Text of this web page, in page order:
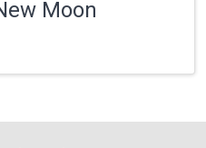
Moon